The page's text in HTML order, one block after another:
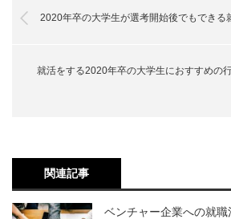
2020年卒の大学生が選考開始後でもできる
就活をする2020年卒の大学生におすすめの
関連記事
ベンチャー企業への就